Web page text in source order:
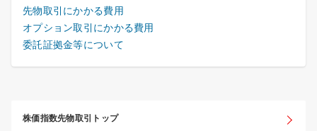
先物取引にかかる費用
オプション取引にかかる費用
委託証拠金等について
株価指数先物取引トップ